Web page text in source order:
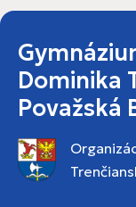
Dominika
Považská